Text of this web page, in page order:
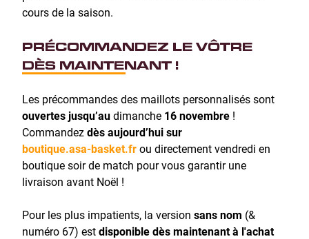
cours de la saison.
PRÉCOMMANDEZ LE VÔTRE
DÈS MAINTENANT !
Les précommandes des maillots personnalisés sont
ouvertes jusqu’audimanche 16 novembre !
Commandezdès aujourd’hui sur
boutique.asa-basket.frou directement vendredi en
boutique soir de match pour vous garantir une
livraison avant Noël !
Pour les plus impatients, la version sans nom (&
numéro 67) estdisponible dès maintenant à l'achat